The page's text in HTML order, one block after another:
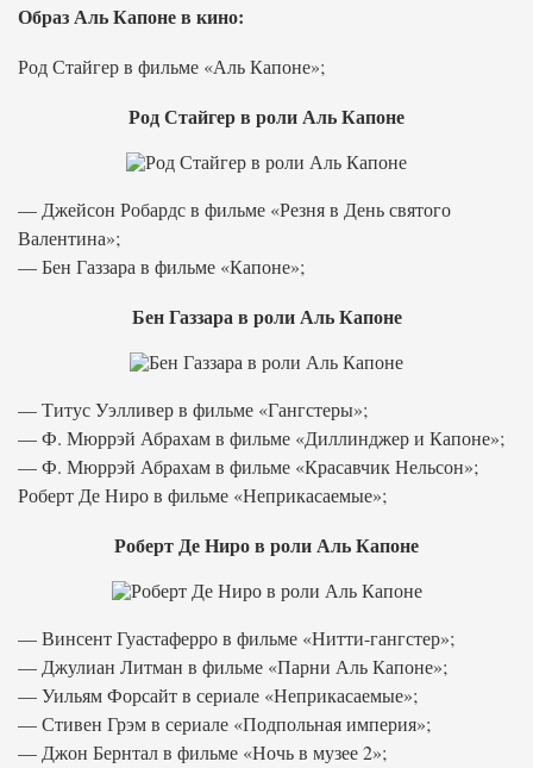
Образ Аль Капоне в кино:
Род Стайгер в фильме «Аль Капоне»;
Род Стайгер в роли Аль Капоне
— Джейсон Робардс в фильме «Резня в День святого
Валентина»;
— Бен Газзара в фильме «Капоне»;
Бен Газзара в роли Аль Капоне
— Титус Уэлливер в фильме «Гангстеры»;
— Ф. Мюррэй Абрахам в фильме «Диллинджер и Капоне»;
— Ф. Мюррэй Абрахам в фильме «Красавчик Нельсон»;
Роберт Де Ниро в фильме «Неприкасаемые»;
Роберт Де Ниро в роли Аль Капоне
— Винсент Гуастаферро в фильме «Нитти-гангстер»;
— Джулиан Литман в фильме «Парни Аль Капоне»;
— Уильям Форсайт в сериале «Неприкасаемые»;
— Стивен Грэм в сериале «Подпольная империя»;
— Джон Бернтал в фильме «Ночь в музее 2»;